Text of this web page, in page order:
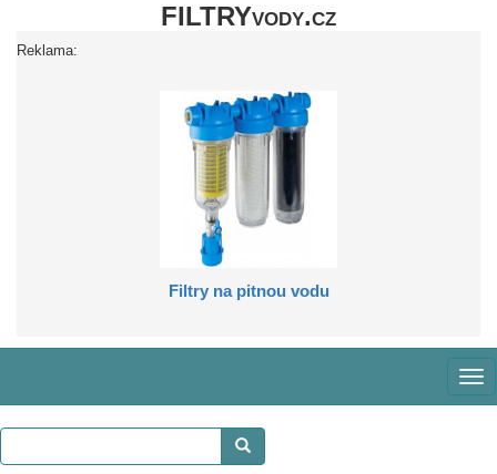
FILTRYvody.cz
Reklama:
Filtry na pitnou vodu